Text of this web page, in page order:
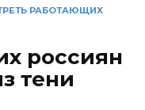
РАБОТАЮЩИХ
россиян
тени